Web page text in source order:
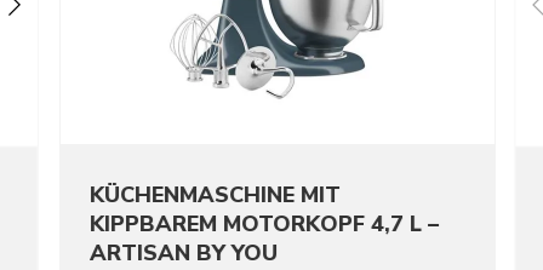
KÜCHENMASCHINE MIT
KIPPBAREM MOTORKOPF 4,7 L –
ARTISAN BY YOU